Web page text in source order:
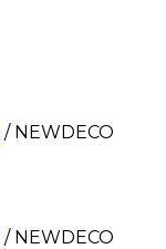
/ NEWDECO
/ NEWDECO